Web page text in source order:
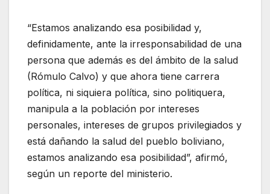
“Estamos analizando esa posibilidad y,
definidamente, ante la irresponsabilidad de una
persona que además es del ámbito de la salud
(Rómulo Calvo) y que ahora tiene carrera
política, ni siquiera política, sino politiquera,
manipula a la población por intereses
personales, intereses de grupos privilegiados y
está dañando la salud del pueblo boliviano,
estamos analizando esa posibilidad”, afirmó,
según un reporte del ministerio.